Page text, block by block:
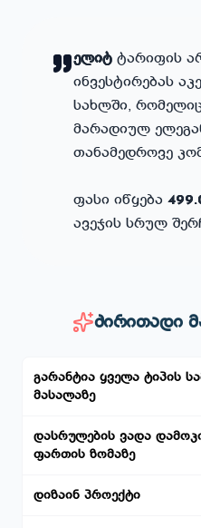
ელიტ ტარიფის
ინვესტირებას
სახლში,
მარადიულ
თანამედროვე
ფასი იწყება
ავეჯის სრულ
ძირითადი
გარანტია ყველა ტიპის
მასალაზე
დასრულების ვადა
ფართის ზომაზე
დიზაინ პროექტი